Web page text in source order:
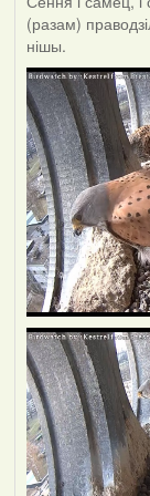
(разам)
нішы.